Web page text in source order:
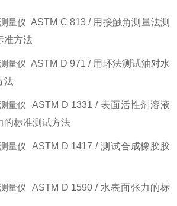
ASTM C 813 / 用接触角测量法测
准方法
ASTM D 971 / 用环法测试油对水
法
ASTM D 1331 / 表面活性剂溶液
的标准测试方法
ASTM D 1417 / 测试合成橡胶胶
ASTM D 1590 / 水表面张力的标